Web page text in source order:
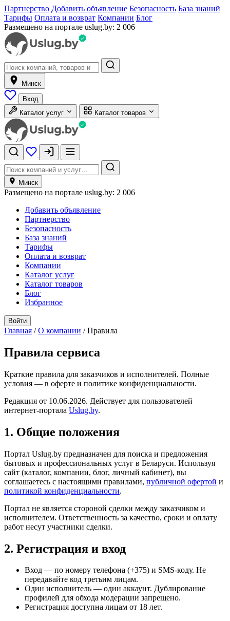
Партнерство Добавить объявление Безопасность База знаний
Тарифы Оплата и возврат Компании Блог
Размещено на портале uslug.by: 2 006
Минск
Вход
Каталог услуг
Каталог товаров
Минск
Размещено на портале uslug.by: 2 006
Добавить объявление
Партнерство
Безопасность
База знаний
Тарифы
Оплата и возврат
Компании
Каталог услуг
Каталог товаров
Блог
Избранное
Войти
Главная / О компании /Правила
Правила сервиса
Краткие правила для заказчиков и исполнителей. Полные
условия — в оферте и политике конфиденциальности.
Редакция от 10.06.2026. Действует для пользователей
интернет-портала Uslug.by.
1. Общие положения
Портал Uslug.by предназначен для поиска и предложения
бытовых и профессиональных услуг в Беларуси. Используя
сайт (каталог, компании, блог, личный кабинет), вы
соглашаетесь с настоящими правилами, публичной офертой и
политикой конфиденциальности.
Портал не является стороной сделки между заказчиком и
исполнителем. Ответственность за качество, сроки и оплату
работ несут участники сделки.
2. Регистрация и вход
Вход — по номеру телефона (+375) и SMS-коду. Не
передавайте код третьим лицам.
Один исполнитель — один аккаунт. Дублирование
профилей для обхода модерации запрещено.
Регистрация доступна лицам от 18 лет.